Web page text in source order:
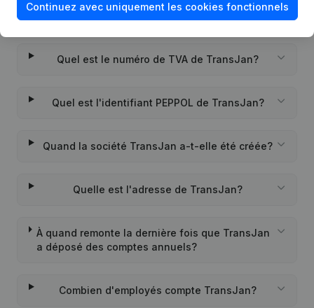
Questions fréquemment posées
Quel est le numéro de TVA de TransJan?
Quel est l'identifiant PEPPOL de TransJan?
Quand la société TransJan a-t-elle été créée?
Quelle est l'adresse de TransJan?
À quand remonte la dernière fois que TransJan
a déposé des comptes annuels?
Combien d'employés compte TransJan?
Continuez avec uniquement les cookies fonctionnels